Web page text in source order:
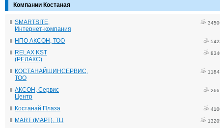
Компании Костаная
SMARTSITE,
Интернет-компания
НПО АКСОН, ТОО
RELAX KST
(РЕЛАКС)
КОСТАНАЙШИНСЕРВИС,
ТОО
АКСОН, Сервис
Центр
Костанай Плаза
MART (МАРТ), ТЦ